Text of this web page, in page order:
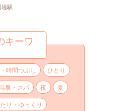
堤駅
キーワ
時間つぶし
ひとり
泉・スパ 夜
夏
り・ゆっくり